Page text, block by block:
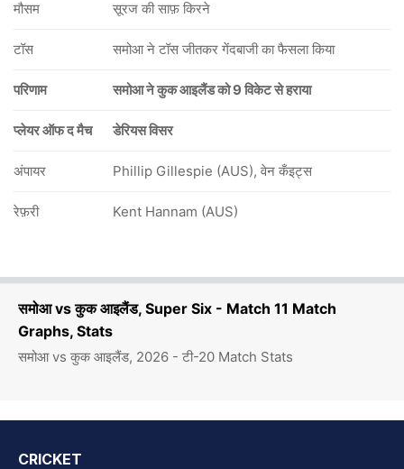
समोआ vs कुक आइलैंड, Super Six - Match 11 Match
Graphs, Stats
समोआ vs कुक आइलैंड, 2026 - टी-20 Match Stats
मौसम सूरज की साफ़ किरने
टॉस समोआ ने टॉस जीतकर गेंदबाजी का फैसला किया
परिणाम समोआ ने कुक आइलैंड को 9 विकेट से हराया
प्लेयर ऑफ द मैच डेरियस विसर
अंपायर Phillip Gillespie (AUS), वेन कँइट्स
रेफ़री Kent Hannam (AUS)
CRICKET